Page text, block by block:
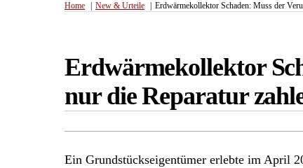
Home New & Urteile Erdwärmekollektor Schaden: Muss der
Erdwärmekollektor
nur die Reparatur
Ein Grundstückseigentümer erlebte im April